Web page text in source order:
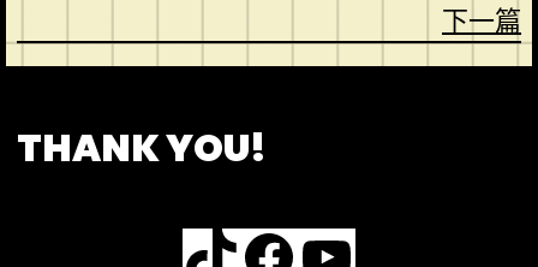
下一篇
THANK YOU!